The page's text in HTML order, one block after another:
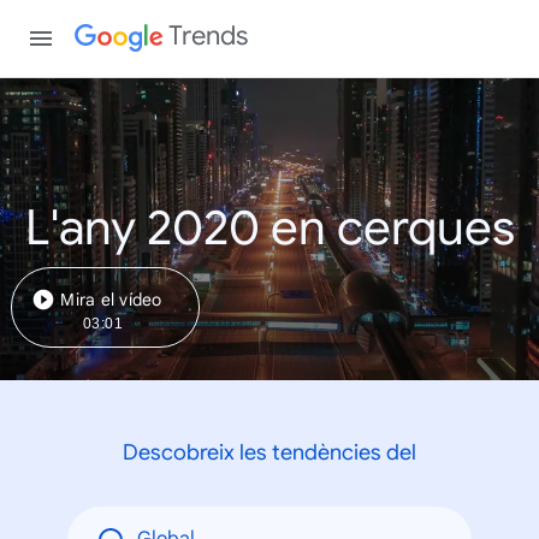
Trends
L'any 2020 en cerques
Mira el vídeo
03:01
Descobreix les tendències del